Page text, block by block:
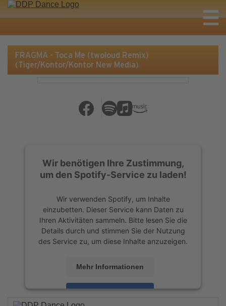
FRAGMA - Toca Me (twoloud Remix)
(Tiger/Kontor/Kontor New Media)
Wir benötigen Ihre Zustimmung,
um den Spotify-Service zu laden!
Wir verwenden Spotify, um Inhalte
einzubetten. Dieser Service kann Daten zu
Ihren Aktivitäten sammeln. Bitte lesen Sie die
Details durch und stimmen Sie der Nutzung
des Service zu, um diese Inhalte anzuzeigen.
Mehr Informationen
Akzeptieren